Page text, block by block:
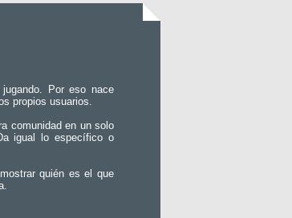
Por eso nace
propios usuarios.
comunidad en un solo
igual lo específico o
quién es el que